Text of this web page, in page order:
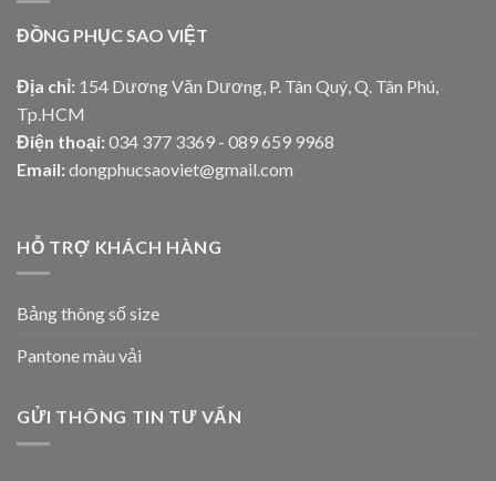
ĐỒNG PHỤC SAO VIỆT
Địa chỉ: 154 Dương Văn Dương, P. Tân Quý, Q. Tân Phú,
Tp.HCM
Điện thoại: 034 377 3369 - 089 659 9968
Email: dongphucsaoviet@gmail.com
HỖ TRỢ KHÁCH HÀNG
Bảng thông số size
Pantone màu vải
GỬI THÔNG TIN TƯ VẤN